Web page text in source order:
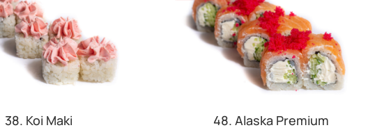
38. Koi Maki 48. Alaska Premium